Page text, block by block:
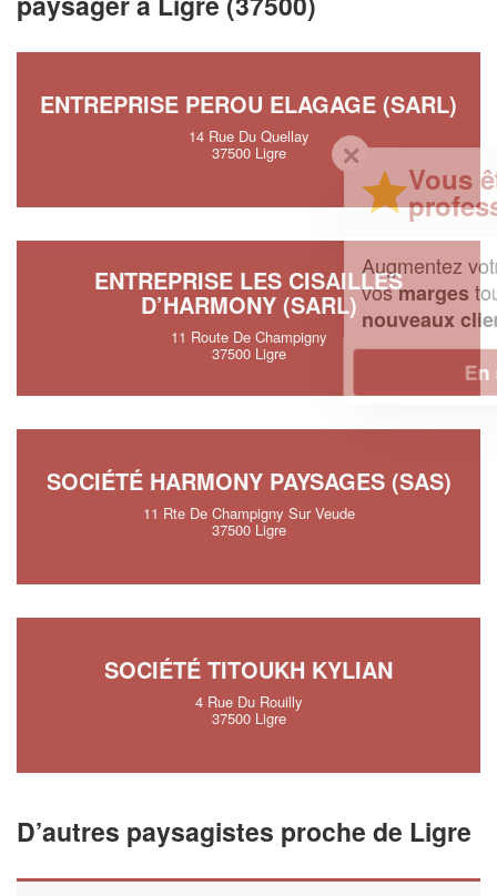
ENTREPRISE PEROU ELAGAGE (SARL)
14 Rue Du Quellay
37500 Ligre
ENTREPRISE LES CISAILLES
D’HARMONY (SARL)
11 Route De Champigny
37500 Ligre
SOCIÉTÉ HARMONY PAYSAGES (SAS)
11 Rte De Champigny Sur Veude
37500 Ligre
SOCIÉTÉ TITOUKH KYLIAN
4 Rue Du Rouilly
37500 Ligre
D’autres paysagistes proche de Ligre
Vous êtes un
professionnel ?
chiffre d'affaireset
vosmargestout en gagnant de
nouveaux clients!
En savoir plus